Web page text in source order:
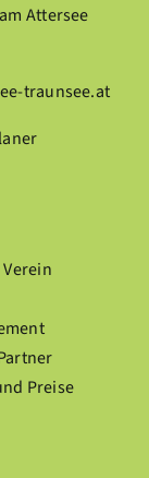
Attersee
traunsee.at
Preise